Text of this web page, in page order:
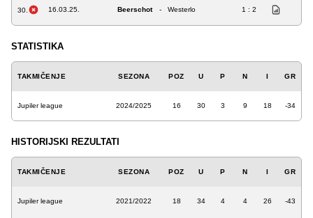
30. 16.03.25. Beerschot - Westerlo 1 : 2
STATISTIKA
TAKMIČENJE SEZONA POZ U P N I GR
Jupiler league 2024/2025 16 30 3 9 18 -34
HISTORIJSKI REZULTATI
TAKMIČENJE SEZONA POZ U P N I GR
Jupiler league 2021/2022 18 34 4 4 26 -43